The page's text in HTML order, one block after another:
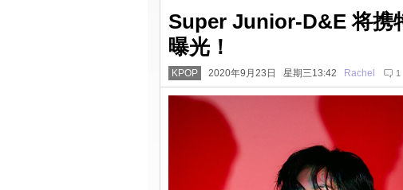
Super Junior-D&E 将
曝光！
KPOP 2020年9月23日 星期三13:42 Rachel 1